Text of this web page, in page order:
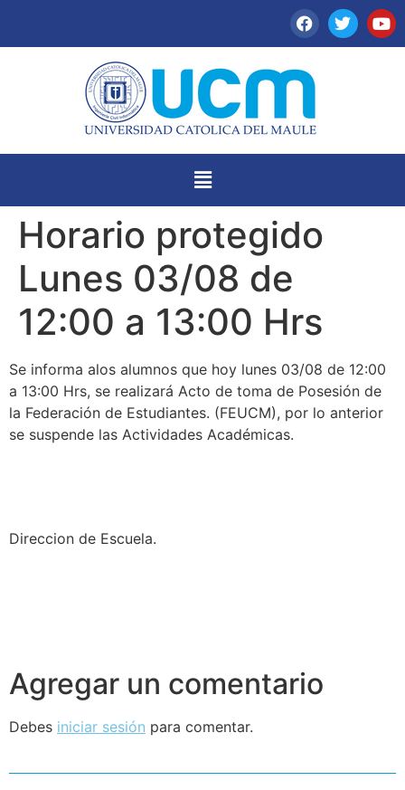
Horario protegido
Lunes 03/08 de
12:00 a 13:00 Hrs
Se informa alos alumnos que hoy lunes 03/08 de 12:00
a 13:00 Hrs, se realizará Acto de toma de Posesión de
la Federación de Estudiantes. (FEUCM), por lo anterior
se suspende las Actividades Académicas.
Direccion de Escuela.
Agregar un comentario
Debes iniciar sesión para comentar.